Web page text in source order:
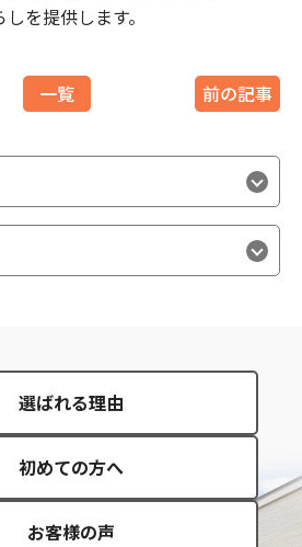
を提供します。
一覧 前の記事
選ばれる理由
初めての方へ
お客様の声